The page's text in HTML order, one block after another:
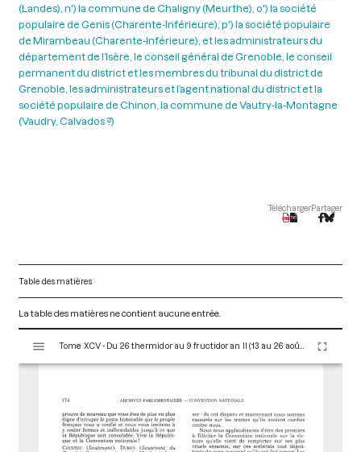
(Landes), n') la commune de Chaligny (Meurthe), o') la société
populaire de Genis (Charente-Inférieure), p') la société populaire
de Mirambeau (Charente-Inférieure), et les administrateurs du
département de l’Isère, le conseil général de Grenoble, le conseil
permanent du district et les membres du tribunal du district de
Grenoble, les administrateurs et l’agent national du district et la
société populaire de Chinon, la commune de Vautry-la-Montagne
(Vaudry, Calvados ?)
TéléchargerPartager
Table des matières
La table des matières ne contient aucune entrée.
s